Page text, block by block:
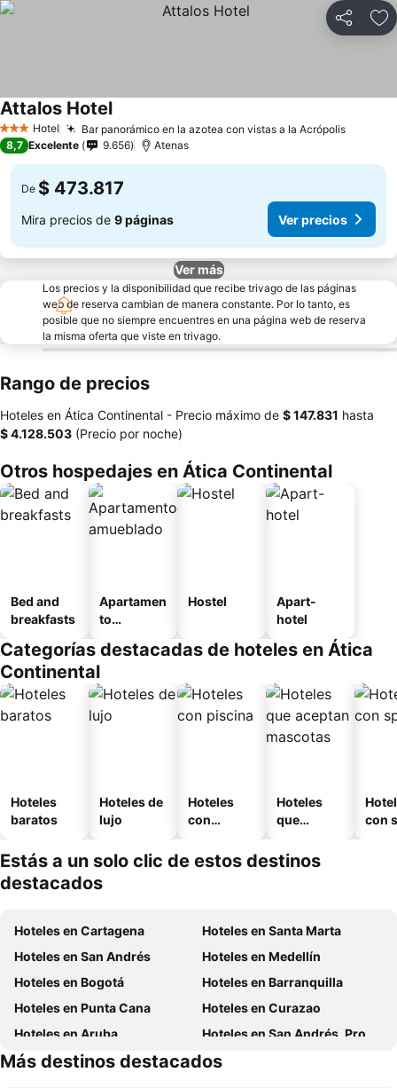
Compartir
3 Estrellas
Hotel Bar panorámico en la azotea con vistas a la AcrópolisVer
Attalos HotelVer precios
8,7 Excelente 9.656 Atenas
De $ 473.817
Mira precios de 9 páginas Ver precios
Ver más
Los precios y la disponibilidad que recibe trivago de las páginas
web de reserva cambian de manera constante. Por lo tanto, es
posible que no siempre encuentres en una página web de reserva
la misma oferta que viste en trivago.
Rango de precios
Hoteles en Ática Continental - Precio máximo de ‎$ 147.831 hasta
‎$ 4.128.503 (Precio por noche)
Otros hospedajes en Ática Continental
Bed and
breakfasts
Apartamen
to
o
Hostel
Apart-
hotel
Categorías destacadas de hoteles en Ática
Continental
Hoteles
baratos
Hoteles de
lujo
Hoteles
con
Hoteles
que
mascotas
con
Estás a un solo clic de estos destinos
destacados
Hoteles en Cartagena
Hoteles en Santa Marta
Hoteles en San Andrés
Hoteles en Medellín
Hoteles en Bogotá
Hoteles en Barranquilla
Hoteles en Punta Cana
Hoteles en Curazao
Hoteles en Aruba
Hoteles en San Andrés, Providencia and Santa Catalina
Hoteles en Cundinamarca
Hoteles en República Dominicana
Más destinos destacados